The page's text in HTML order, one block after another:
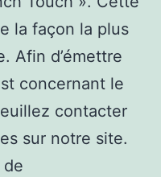
la façon la plus
Afin d’émettre
concernant le
contacter
sur notre site.
de